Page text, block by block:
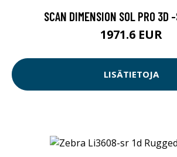
SCAN DIMENSION SOL PRO 3D
1971.6 EUR
LISÄTIETOJA